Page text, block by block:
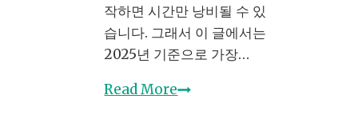
작하면 시간만 낭비될 수 있
습니다. 그래서 이 글에서는
2025년 기준으로 가장…
Read More전